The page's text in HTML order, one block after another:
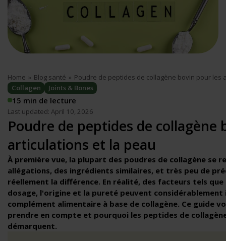
Home » Blog santé » Poudre de peptides de collagène bovin pour les
Collagen
Joints & Bones
15 min de lecture
Last updated: April 10, 2026
Poudre de peptides de collagène
articulations et la peau
À première vue, la plupart des poudres de collagène se
allégations, des ingrédients similaires, et très peu de
réellement la différence. En réalité, des facteurs tels
dosage, l'origine et la pureté peuvent
complément alimentaire à base de collagène. Ce guide
prendre en compte et pourquoi les peptides de
démarquent.